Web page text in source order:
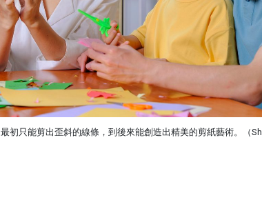
初只能剪出歪斜的線條，到後來能創造出精美的剪紙藝術。（